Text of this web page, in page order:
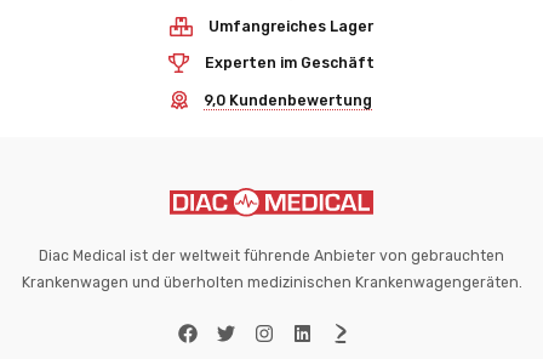
Umfangreiches Lager
Experten im Geschäft
9,0 Kundenbewertung
Diac Medical ist der weltweit führende Anbieter von gebrauchten
Krankenwagen und überholten medizinischen Krankenwagengeräten.